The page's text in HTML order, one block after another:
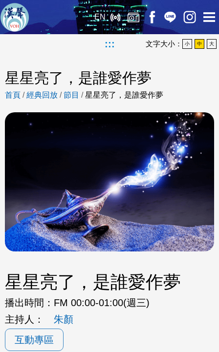
EN
::: 文字大小： 小 中 大
星星亮了，是誰愛作夢
首頁 /經典回放 /節目 /星星亮了，是誰愛作夢
星星亮了，是誰愛作夢
播出時間： FM 00:00-01:00(週三)
主持人：
朱顏
互動專區